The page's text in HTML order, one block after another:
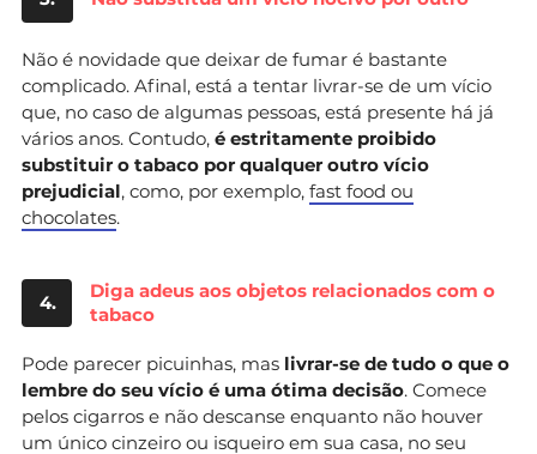
Não é novidade que deixar de fumar é bastante
complicado. Afinal, está a tentar livrar-se de um vício
que, no caso de algumas pessoas, está presente há já
vários anos. Contudo, é estritamente proibido
substituir o tabaco por qualquer outro vício
prejudicial, como, por exemplo, fast food ou
chocolates.
4.
Diga adeus aos objetos relacionados com o
tabaco
Pode parecer picuinhas, mas livrar-se de tudo o que o
lembre do seu vício é uma ótima decisão. Comece
pelos cigarros e não descanse enquanto não houver
um único cinzeiro ou isqueiro em sua casa, no seu